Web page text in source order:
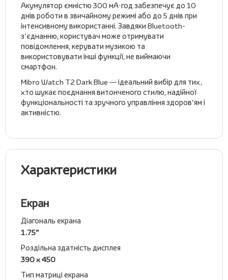
Акумулятор ємністю 300 мА·год забезпечує до 10
днів роботи в звичайному режимі або до 5 днів при
інтенсивному використанні. Завдяки Bluetooth-
з’єднанню, користувач може отримувати
повідомлення, керувати музикою та
використовувати інші функції, не виймаючи
смартфон.
Mibro Watch T2 Dark Blue — ідеальний вибір для тих,
хто шукає поєднання витонченого стилю, надійної
функціональності та зручного управління здоров’ям і
активністю.
Характеристики
Екран
Діагональ екрана
1.75”
Роздільна здатність дисплея
390 x 450
Тип матриці екрана